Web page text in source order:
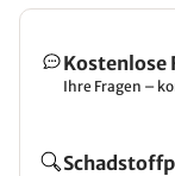
Kostenlose
Ihre Fragen –